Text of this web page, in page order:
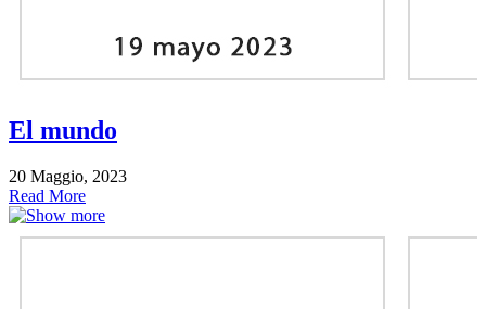
El mundo
20 Maggio, 2023
Read More